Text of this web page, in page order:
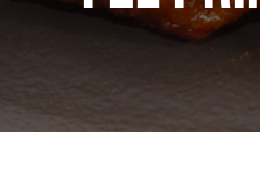
Dulciuri